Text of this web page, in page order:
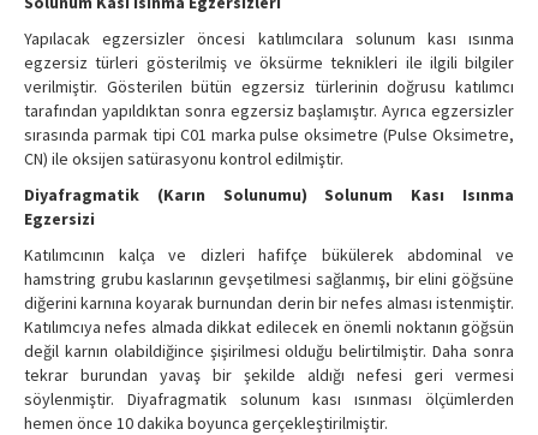
Yapılacak egzersizler öncesi katılımcılara solunum kası ısınma
egzersiz türleri gösterilmiş ve öksürme teknikleri ile ilgili bilgiler
verilmiştir. Gösterilen bütün egzersiz türlerinin doğrusu katılımcı
tarafından yapıldıktan sonra egzersiz başlamıştır. Ayrıca egzersizler
sırasında parmak tipi C01 marka pulse oksimetre (Pulse Oksimetre,
CN) ile oksijen satürasyonu kontrol edilmiştir.
Diyafragmatik (Karın Solunumu) Solunum Kası Isınma
Egzersizi
Katılımcının kalça ve dizleri hafifçe bükülerek abdominal ve
hamstring grubu kaslarının gevşetilmesi sağlanmış, bir elini göğsüne
diğerini karnına koyarak burnundan derin bir nefes alması istenmiştir.
Katılımcıya nefes almada dikkat edilecek en önemli noktanın göğsün
değil karnın olabildiğince şişirilmesi olduğu belirtilmiştir. Daha sonra
tekrar burundan yavaş bir şekilde aldığı nefesi geri vermesi
söylenmiştir. Diyafragmatik solunum kası ısınması ölçümlerden
hemen önce 10 dakika boyunca gerçekleştirilmiştir.